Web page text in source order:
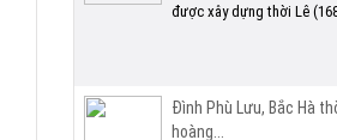
được xây dựng thời Lê
Đình Phù Lưu, Bắc Hà
hoàng...